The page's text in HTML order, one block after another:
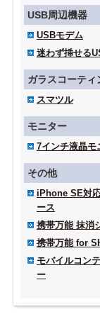
USB周辺機器
USBモデム
迷わず挿せる
ガラスコーティ
スマツル
モニター
7インチ液晶モ
その他
iPhone SE対
ース
携帯万能 抹消
携帯万能 for
モバイルコン
ー